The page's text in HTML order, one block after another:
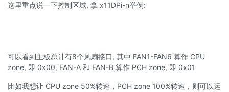
这里重点说一下控制区域, 拿 x11DPi-n举例:
可以看到主板总计有8个风扇接口, 其中 FAN1-FAN6 算作 CPU
zone, 即 0x00, FAN-A 和 FAN-B 算作 PCH zone, 即 0x01
比如我想让 CPU zone 50%转速，PCH zone 100%转速，则可以运